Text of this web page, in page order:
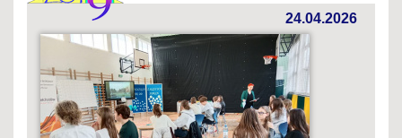
24.04.2026